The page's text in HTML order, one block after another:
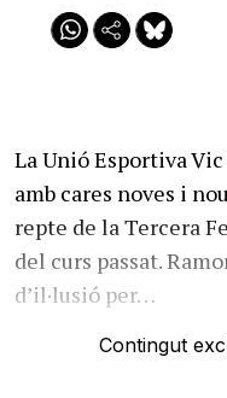
La Unió Esportiva
amb cares noves i
repte de la Tercera
del curs passat.
d’il·lusió per…
Contingut